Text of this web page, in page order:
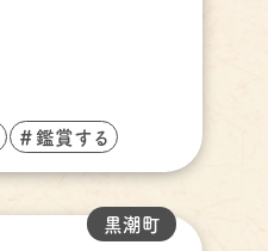
＃鑑賞する
黒潮町